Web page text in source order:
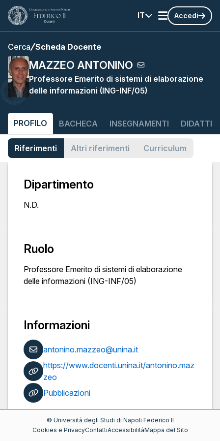
IT Accedi
Cerca Scheda Docente
MAZZEO ANTONINO
Professore Emerito di sistemi di elaborazione
delle informazioni (ING-INF/05)
PROFILO BACHECA INSEGNAMENTI
Riferimenti Altri riferimenti Curriculum
Dipartimento
N.D.
Ruolo
Professore Emerito di sistemi di elaborazione
delle informazioni (ING-INF/05)
Informazioni
antonino.mazzeo@unina.it
https://www.docenti.unina.it/antonino.maz
zeo
Pubblicazioni
© Università degli Studi di Napoli Federico II
Cookies e PrivacyContattiAccessibilitàMappa del Sito